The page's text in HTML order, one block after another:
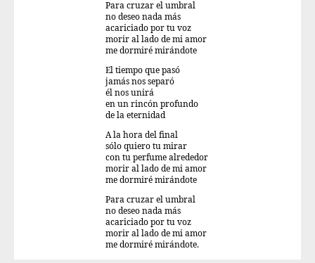
Para cruzar el umbral
no deseo nada más
acariciado por tu voz
morir al lado de mi amor
me dormiré mirándote
El tiempo que pasó
jamás nos separó
él nos unirá
en un rincón profundo
de la eternidad
A la hora del final
sólo quiero tu mirar
con tu perfume alrededor
morir al lado de mi amor
me dormiré mirándote
Para cruzar el umbral
no deseo nada más
acariciado por tu voz
morir al lado de mi amor
me dormiré mirándote.